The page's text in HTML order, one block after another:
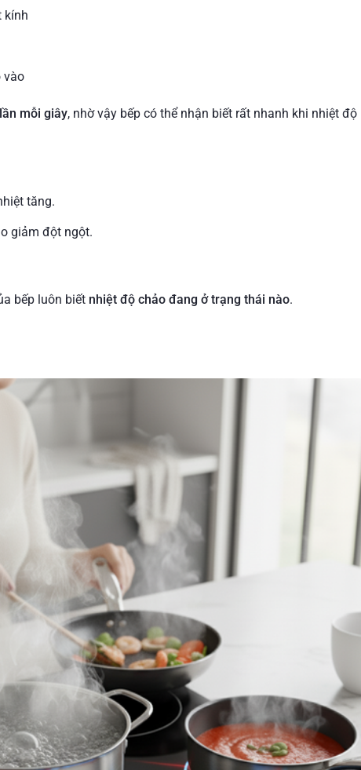
kính
vào
mỗi giây, nhờ vậy bếp có thể nhận biết rất nhanh khi nhiệt độ
tăng.
giảm đột ngột.
bếp luôn biết nhiệt độ chảo đang ở trạng thái nào.